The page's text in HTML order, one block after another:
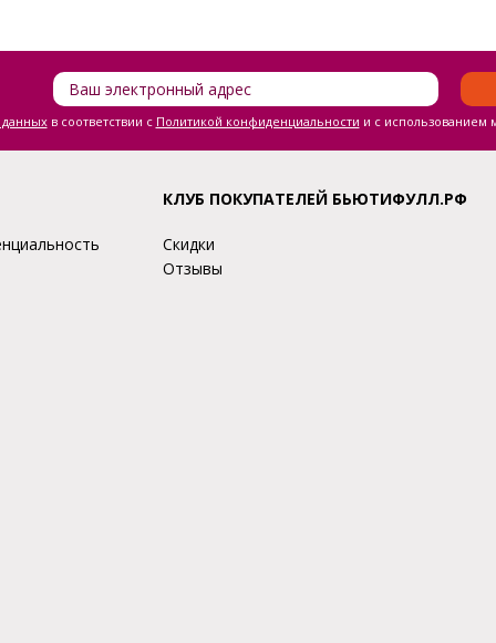
данныхв соответствии с Политикой конфиденциальности и с использованием
КЛУБ ПОКУПАТЕЛЕЙ БЬЮТИФУЛЛ.РФ
Скидки
Отзывы